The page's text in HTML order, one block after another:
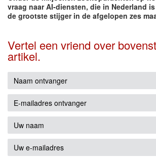
vraag naar AI-diensten, die in Nederland
de grootste stijger in de afgelopen zes
Vertel een vriend over
artikel.